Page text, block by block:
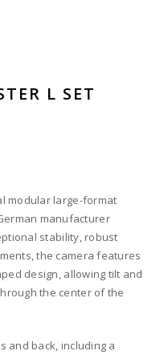
L SET
modular large-format
manufacturer
stability, robust
the camera features
design, allowing tilt and
the center of the
and back, including a